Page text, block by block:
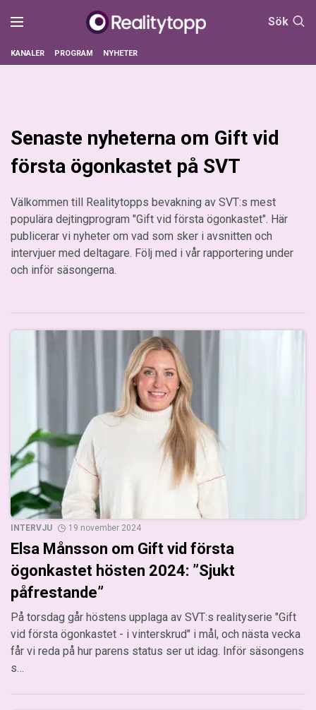
Sök
KANALER PROGRAM NYHETER
Senaste nyheterna om Gift vid
första ögonkastet på SVT
Välkommen till Realitytopps bevakning av SVT:s mest
populära dejtingprogram "Gift vid första ögonkastet". Här
publicerar vi nyheter om vad som sker i avsnitten och
intervjuer med deltagare. Följ med i vår rapportering under
och inför säsongerna.
INTERVJU 19 november 2024
Elsa Månsson om Gift vid första
ögonkastet hösten 2024: ”Sjukt
påfrestande”
På torsdag går höstens upplaga av SVT:s realityserie "Gift
vid första ögonkastet - i vinterskrud" i mål, och nästa vecka
får vi reda på hur parens status ser ut idag. Inför säsongens
s…